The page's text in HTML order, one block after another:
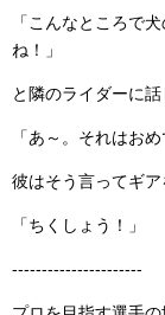
「こんなところで
ね！」
と隣のライダーに話
「あ～。それはおめ
彼はそう言ってギア
「ちくしょう！」
----------------------